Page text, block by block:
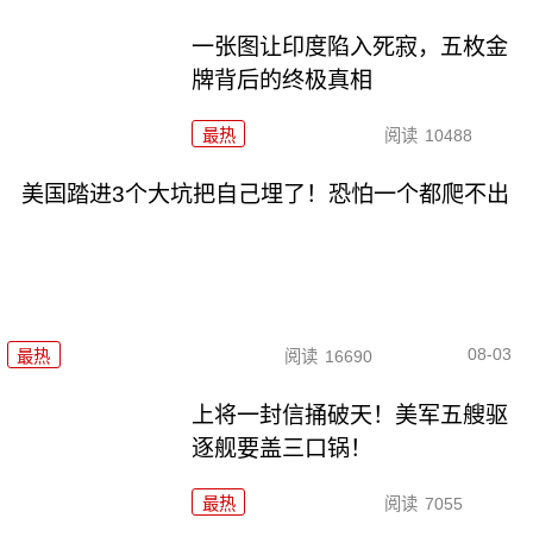
一张图让印度陷入死寂，五枚金
牌背后的终极真相
最热 阅读 10488
美国踏进3个大坑把自己埋了！恐怕一个都爬不出
最热 阅读 16690 08-03
上将一封信捅破天！美军五艘驱
逐舰要盖三口锅！
最热 阅读 7055